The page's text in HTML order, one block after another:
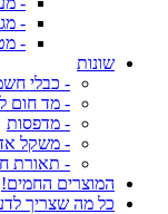
-
-
שונות
- כבלי
- מד חום
- מדפסות
- משקל
- תאורת
המוצרים החמים!
כל מה שצריך